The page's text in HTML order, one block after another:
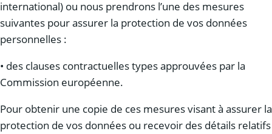
international) ou nous prendrons l’une des mesures
suivantes pour assurer la protection de vos données
personnelles :
• des clauses contractuelles types approuvées par la
Commission européenne.
Pour obtenir une copie de ces mesures visant à assurer la
protection de vos données ou recevoir des détails relatifs